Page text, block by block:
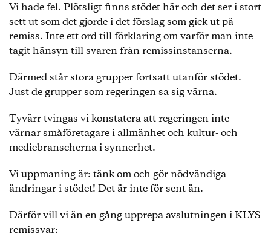
Vi hade fel. Plötsligt finns stödet här och det ser i stort
sett ut som det gjorde i det förslag som gick ut på
remiss. Inte ett ord till förklaring om varför man inte
tagit hänsyn till svaren från remissinstanserna.
Därmed står stora grupper fortsatt utanför stödet.
Just de grupper som regeringen sa sig värna.
Tyvärr tvingas vi konstatera att regeringen inte
värnar småföretagare i allmänhet och kultur- och
mediebranscherna i synnerhet.
Vi uppmaning är: tänk om och gör nödvändiga
ändringar i stödet! Det är inte för sent än.
Därför vill vi än en gång upprepa avslutningen i KLYS
remissvar: